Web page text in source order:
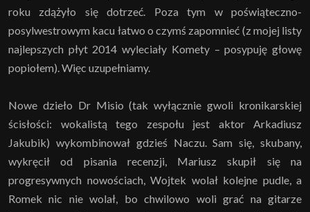
roku zdążyło się dotrzeć. Poza tym w poświąteczno-
posylwestrowym kacu łatwo o czymś zapomnieć (z mojej listy
najlepszych płyt 2014 wyleciały Komety – posypuję głowę
popiołem). Więc uzupełniamy.
Nowe dzieło Dr Misio (tak wyłącznie gwoli kronikarskiej
ścisłości: wokalistą tego zespołu jest aktor Arkadiusz
Jakubik) wykombinował gdzieś Naczu. Sam się, skubany,
wykręcił od pisania recenzji, Mariusz skupił się na
progresywnych nowościach, Wojtek wolał kolejne pudle, a
Romek nic nie wolał, bo chwilowo woli grać na gitarze